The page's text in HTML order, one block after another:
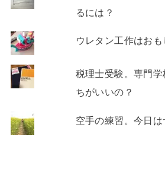
るには？
ウレタン工作はおも
税理士受験。専門
ちがいいの？
空手の練習。今日は